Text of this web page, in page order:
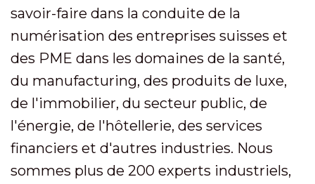
savoir-faire dans la conduite de la
numérisation des entreprises suisses et
des PME dans les domaines de la santé,
du manufacturing, des produits de luxe,
de l'immobilier, du secteur public, de
l'énergie, de l'hôtellerie, des services
financiers et d'autres industries. Nous
sommes plus de 200 experts industriels,